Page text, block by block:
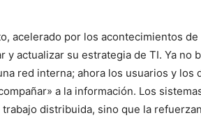
acelerado por los acontecimientos
y actualizar su estrategia de TI. Ya no
red interna; ahora los usuarios y los
a la información. Los
distribuida, sino que la